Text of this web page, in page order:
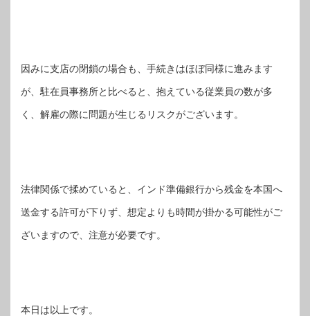
因みに支店の閉鎖の場合も、手続きはほぼ同様に進みます
が、駐在員事務所と比べると、抱えている従業員の数が多
く、解雇の際に問題が生じるリスクがございます。
法律関係で揉めていると、インド準備銀行から残金を本国へ
送金する許可が下りず、想定よりも時間が掛かる可能性がご
ざいますので、注意が必要です。
本日は以上です。